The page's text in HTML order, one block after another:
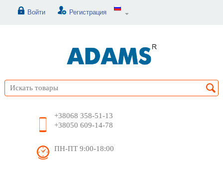
Войти Регистрация
+38068 358-51-13
+38050 609-14-78
ПН-ПТ 9:00-18:00